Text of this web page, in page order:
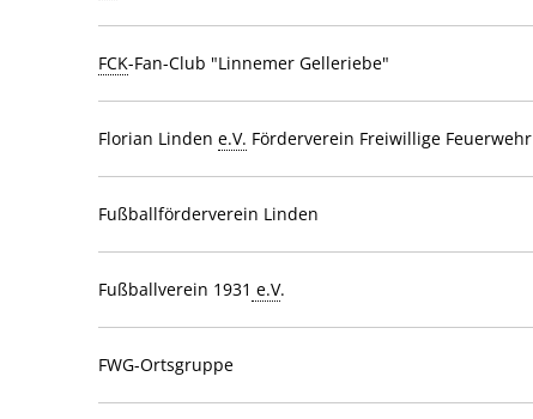
FCK-Fan-Club "Linnemer Gelleriebe"
Florian Linden e.V. Förderverein Freiwillige Feuerwehr
Fußballförderverein Linden
Fußballverein 1931 e.V.
FWG-Ortsgruppe